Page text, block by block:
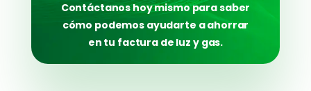
Contáctanos hoy mismo para saber
cómo podemos ayudarte a ahorrar
en tu factura de luz y gas.